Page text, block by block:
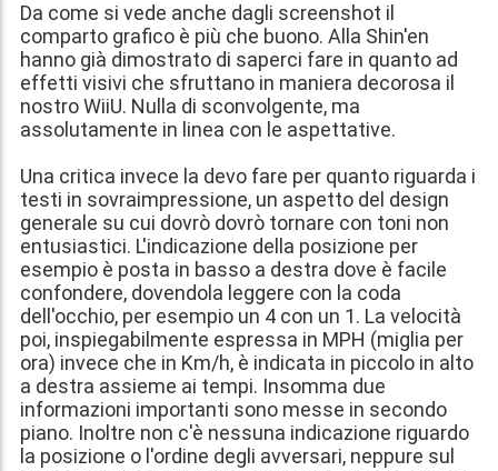
Da come si vede anche dagli screenshot il
comparto grafico è più che buono. Alla Shin'en
hanno già dimostrato di saperci fare in quanto ad
effetti visivi che sfruttano in maniera decorosa il
nostro WiiU. Nulla di sconvolgente, ma
assolutamente in linea con le aspettative.
Una critica invece la devo fare per quanto riguarda i
testi in sovraimpressione, un aspetto del design
generale su cui dovrò dovrò tornare con toni non
entusiastici. L'indicazione della posizione per
esempio è posta in basso a destra dove è facile
confondere, dovendola leggere con la coda
dell'occhio, per esempio un 4 con un 1. La velocità
poi, inspiegabilmente espressa in MPH (miglia per
ora) invece che in Km/h, è indicata in piccolo in alto
a destra assieme ai tempi. Insomma due
informazioni importanti sono messe in secondo
piano. Inoltre non c'è nessuna indicazione riguardo
la posizione o l'ordine degli avversari, neppure sul